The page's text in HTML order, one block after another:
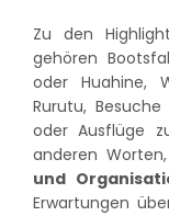
Zu den
gehören
oder Huahine,
Rurutu,
oder Ausflüge
anderen Worten,
und
Erwartungen